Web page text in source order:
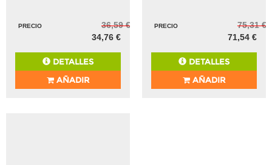
PRECIO
36,59 €
34,76 €
DETALLES
AÑADIR
PRECIO
75,31 €
71,54 €
DETALLES
AÑADIR